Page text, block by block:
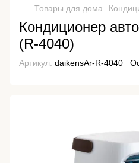
Товары для дома
Кондиционер
(R-4040)
Артикул: daikensAr-R-4040